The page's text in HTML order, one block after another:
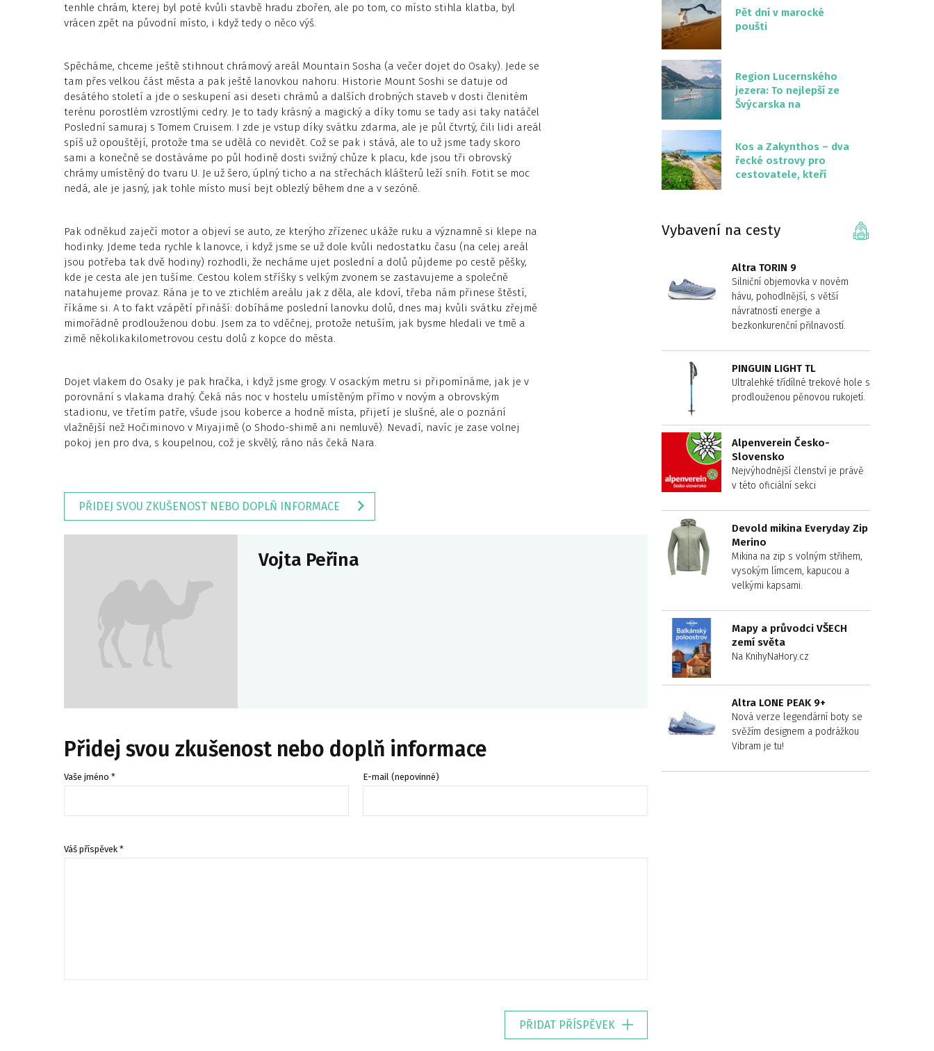
tenhle chrám, kterej byl poté kvůli stavbě hradu zbořen, ale po tom, co místo stihla klatba, byl
vrácen zpět na původní místo, i když tedy o něco výš.
Spěcháme, chceme ještě stihnout chrámový areál Mountain Sosha (a večer dojet do Osaky). Jede se
tam přes velkou část města a pak ještě lanovkou nahoru. Historie Mount Soshi se datuje od
desátého století a jde o seskupení asi deseti chrámů a dalších drobných staveb v dosti členitém
terénu porostlém vzrostlými cedry. Je to tady krásný a magický a díky tomu se tady asi taky natáčel
Poslední samuraj s Tomem Cruisem. I zde je vstup díky svátku zdarma, ale je půl čtvrtý, čili lidi areál
spíš už opouštějí, protože tma se udělá co nevidět. Což se pak i stává, ale to už jsme tady skoro
sami a konečně se dostáváme po půl hodině dosti svižný chůze k placu, kde jsou tři obrovský
chrámy umístěný do tvaru U. Je už šero, úplný ticho a na střechách klášterů leží sníh. Fotit se moc
nedá, ale je jasný, jak tohle místo musí bejt oblezlý během dne a v sezóně.
Pak odněkud zaječí motor a objeví se auto, ze kterýho zřízenec ukáže ruku a významně si klepe na
hodinky. Jdeme teda rychle k lanovce, i když jsme se už dole kvůli nedostatku času (na celej areál
jsou potřeba tak dvě hodiny) rozhodli, že necháme ujet poslední a dolů půjdeme po cestě pěšky,
kde je cesta ale jen tušíme. Cestou kolem stříšky s velkým zvonem se zastavujeme a společně
natahujeme provaz. Rána je to ve ztichlém areálu jak z děla, ale kdoví, třeba nám přinese štěstí,
říkáme si. A to fakt vzápětí přináší: dobíháme poslední lanovku dolů, dnes maj kvůli svátku zřejmě
mimořádně prodlouženou dobu. Jsem za to vděčnej, protože netuším, jak bysme hledali ve tmě a
zimě několikakilometrovou cestu dolů z kopce do města.
Dojet vlakem do Osaky je pak hračka, i když jsme grogy. V osackým metru si připomínáme, jak je v
porovnání s vlakama drahý. Čeká nás noc v hostelu umístěným přímo v novým a obrovským
stadionu, ve třetím patře, všude jsou koberce a hodně místa, přijetí je slušné, ale o poznání
vlažnější než Hočiminovo v Miyajimě (o Shodo-shimě ani nemluvě). Nevadí, navíc je zase volnej
pokoj jen pro dva, s koupelnou, což je skvělý, ráno nás čeká Nara.
PŘIDEJ SVOU ZKUŠENOST NEBO DOPLŇ INFORMACE
Vojta Peřina
Přidej svou zkušenost nebo doplň informace
Vaše jméno * E-mail (nepovinné)
Váš příspěvek *
PŘIDAT PŘÍSPĚVEK
Pět dní v marocké
poušti
Region Lucernského
jezera: To nejlepší ze
Švýcarska na
Kos a Zakynthos – dva
řecké ostrovy pro
cestovatele, kteří
Vybavení na cesty
Altra TORIN 9
Silniční objemovka v novém
hávu, pohodlnější, s větší
návratností energie a
bezkonkurenční přilnavostí.
PINGUIN LIGHT TL
Ultralehké třídílné trekové hole s
prodlouženou pěnovou rukojetí.
Alpenverein Česko-
Slovensko
Nejvýhodnější členství je právě
v této oficiální sekci
Devold mikina Everyday Zip
Merino
Mikina na zip s volným střihem,
vysokým límcem, kapucou a
velkými kapsami.
Mapy a průvodci VŠECH
zemí světa
Na KnihyNaHory.cz
Altra LONE PEAK 9+
Nová verze legendární boty se
svěžím designem a podrážkou
Vibram je tu!